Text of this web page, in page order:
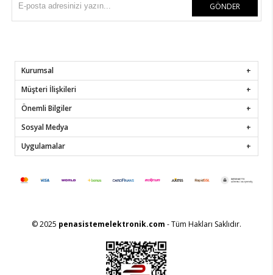
GÖNDER
Kurumsal
Müşteri İlişkileri
Önemli Bilgiler
Sosyal Medya
Uygulamalar
© 2025 penasistemelektronik.com - Tüm Hakları Saklıdır.